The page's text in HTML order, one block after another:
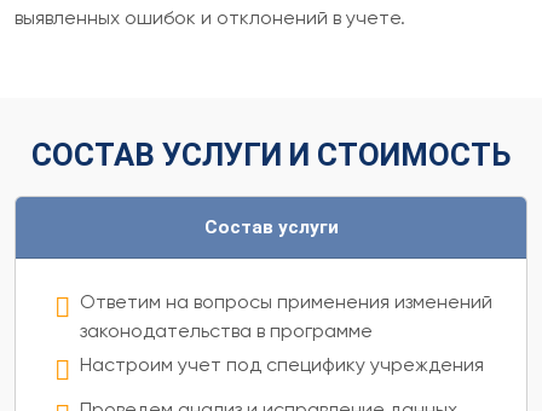
выявленных ошибок и отклонений в учете.
СОСТАВ УСЛУГИ И СТОИМОСТЬ
Состав услуги
Ответим на вопросы применения изменений
законодательства в программе
Настроим учет под специфику учреждения